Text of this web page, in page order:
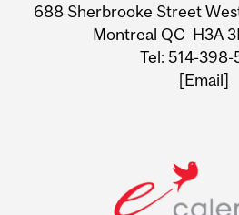
Information
688 Sherbrooke Street
Montreal QC H3A
Tel: 514-398-
[Email]